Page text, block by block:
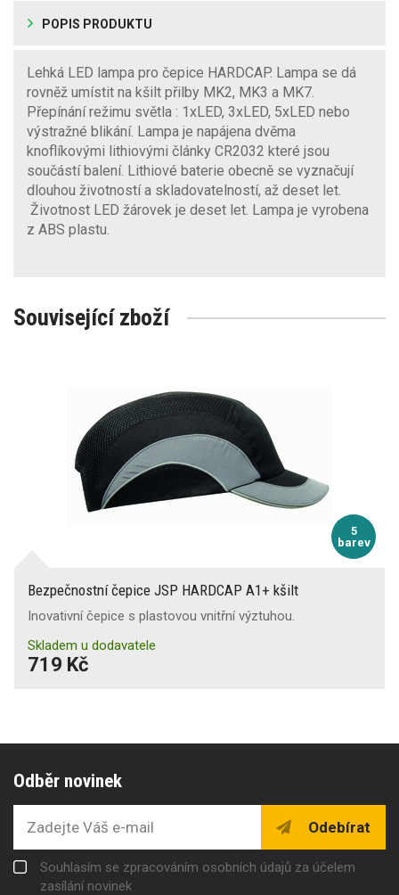
POPIS PRODUKTU
Lehká LED lampa pro čepice HARDCAP. Lampa se dá
rovněž umístit na kšilt přilby MK2, MK3 a MK7.
Přepínání režimu světla : 1xLED, 3xLED, 5xLED nebo
výstražné blikání. Lampa je napájena dvěma
knoflíkovými lithiovými články CR2032 které jsou
součástí balení. Lithiové baterie obecně se vyznačují
dlouhou životností a skladovatelností, až deset let.
Životnost LED žárovek je deset let. Lampa je vyrobena
z ABS plastu.
Související zboží
5
barev
Bezpečnostní čepice JSP HARDCAP A1+ kšilt
Inovativní čepice s plastovou vnitřní výztuhou.
Skladem u dodavatele
719 Kč
Odběr novinek
Odebírat
Souhlasím se zpracováním osobních údajů za účelem
zasílání novinek